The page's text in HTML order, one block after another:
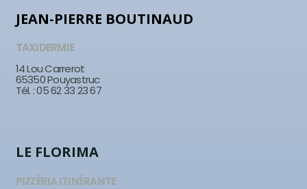
JEAN-PIERRE BOUTINAUD
TAXIDERMIE
14 Lou Carrerot
65350 Pouyastruc
Tél. : 05 62 33 23 67
LE FLORIMA
PIZZÉRIA ITINÉRANTE